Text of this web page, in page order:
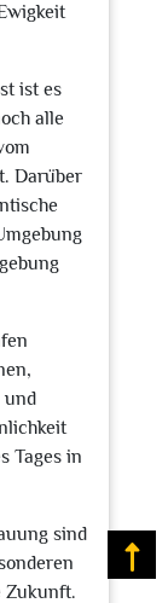
ist es
alle
Darüber
und
Tages in
sind
Zukunft.